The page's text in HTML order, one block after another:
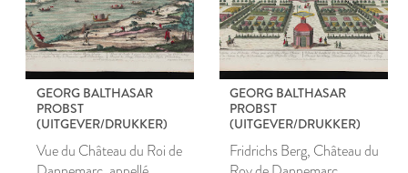
GEORG BALTHASAR
PROBST
(UITGEVER/DRUKKER)
Vue du Château du Roi de
GEORG BALTHASAR
PROBST
(UITGEVER/DRUKKER)
Fridrichs Berg, Château du